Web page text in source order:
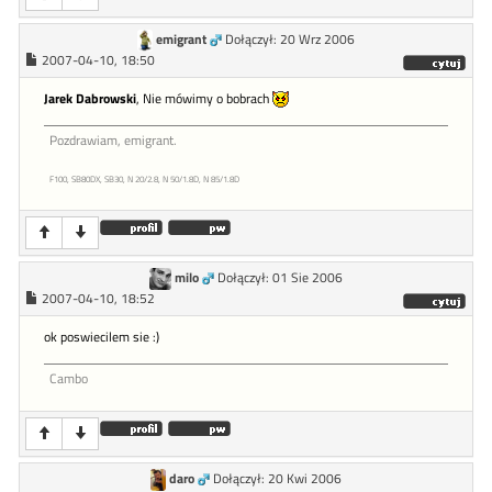
emigrant
Dołączył: 20 Wrz 2006
2007-04-10, 18:50
Jarek Dabrowski, Nie mówimy o bobrach
Pozdrawiam, emigrant.
F100, SB80DX, SB30, N 20/2.8, N 50/1.8D, N 85/1.8D
milo
Dołączył: 01 Sie 2006
2007-04-10, 18:52
ok poswiecilem sie :)
Cambo
daro
Dołączył: 20 Kwi 2006